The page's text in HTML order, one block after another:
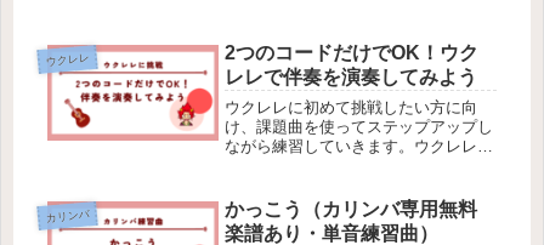
ょう。
ウクレレ
2つのコードだけでOK！ウク
レレで伴奏を演奏してみよう
ウクレレに初めて挑戦したい方に向
け、課題曲を使ってステップアップし
ながら練習していきます。ウクレレは
つのコードを使って「ぶんぶんぶん」
の伴奏をしてみます。
カリンバ
かっこう（カリンバ専用無料
楽譜あり・単音練習曲）